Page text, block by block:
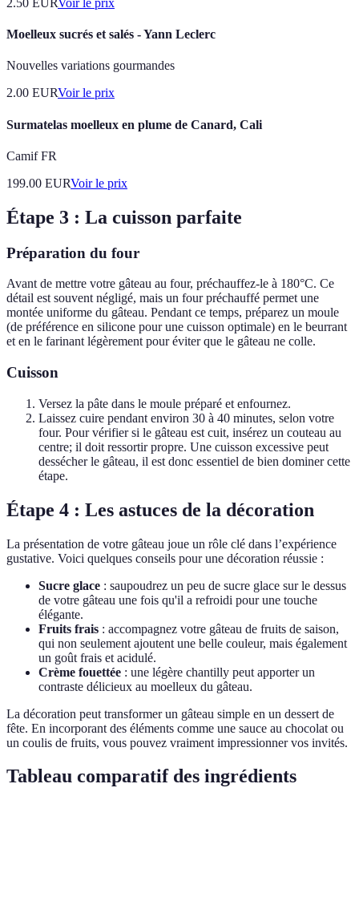
Moelleux sucrés et salés - Yann Leclerc
Nouvelles variations gourmandes
2.00 EURVoir le prix
Surmatelas moelleux en plume de Canard, Cali
Camif FR
199.00 EURVoir le prix
Étape 3 : La cuisson parfaite
Préparation du four
Avant de mettre votre gâteau au four, préchauffez-le à 180°C. Ce
détail est souvent négligé, mais un four préchauffé permet une
montée uniforme du gâteau. Pendant ce temps, préparez un moule
(de préférence en silicone pour une cuisson optimale) en le beurrant
et en le farinant légèrement pour éviter que le gâteau ne colle.
Cuisson
Versez la pâte dans le moule préparé et enfournez.
Laissez cuire pendant environ 30 à 40 minutes, selon votre
four. Pour vérifier si le gâteau est cuit, insérez un couteau au
centre; il doit ressortir propre. Une cuisson excessive peut
dessécher le gâteau, il est donc essentiel de bien dominer cette
étape.
Étape 4 : Les astuces de la décoration
La présentation de votre gâteau joue un rôle clé dans l’expérience
gustative. Voici quelques conseils pour une décoration réussie :
Sucre glace : saupoudrez un peu de sucre glace sur le dessus
de votre gâteau une fois qu'il a refroidi pour une touche
élégante.
Fruits frais : accompagnez votre gâteau de fruits de saison,
qui non seulement ajoutent une belle couleur, mais également
un goût frais et acidulé.
Crème fouettée : une légère chantilly peut apporter un
contraste délicieux au moelleux du gâteau.
La décoration peut transformer un gâteau simple en un dessert de
fête. En incorporant des éléments comme une sauce au chocolat ou
un coulis de fruits, vous pouvez vraiment impressionner vos invités.
Tableau comparatif des ingrédients